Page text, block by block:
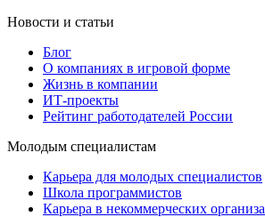
Новости и статьи
Блог
О компаниях в игровой форме
Жизнь в компании
ИТ-проекты
Рейтинг работодателей России
Молодым специалистам
Карьера для молодых специалистов
Школа программистов
Карьера в некоммерческих